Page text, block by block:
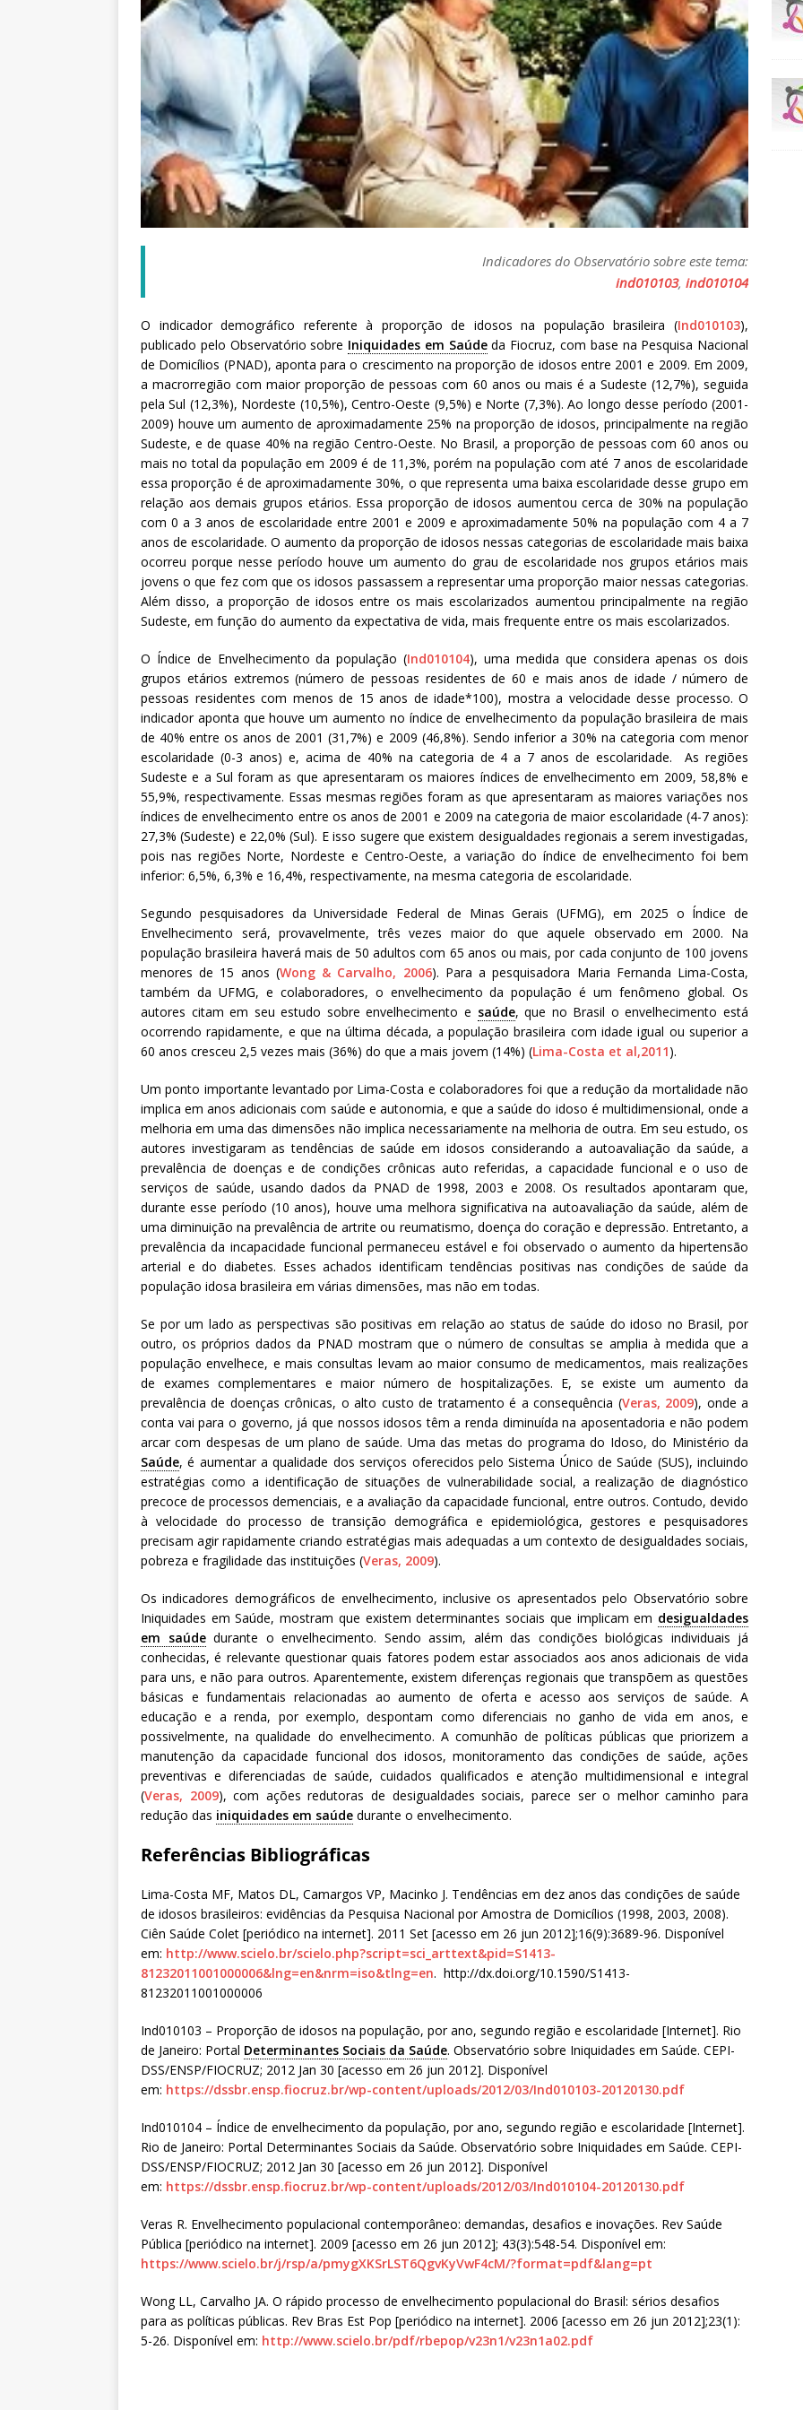
Indicadores do Observatório sobre este tema:
ind010103,ind010104
O indicador demográfico referente à proporção de idosos na população brasileira (Ind010103),
publicado pelo Observatório sobre Iniquidades em Saúdeda Fiocruz, com base na Pesquisa Nacional
de Domicílios (PNAD), aponta para o crescimento na proporção de idosos entre 2001 e 2009. Em 2009,
a macrorregião com maior proporção de pessoas com 60 anos ou mais é a Sudeste (12,7%), seguida
pela Sul (12,3%), Nordeste (10,5%), Centro-Oeste (9,5%) e Norte (7,3%). Ao longo desse período (2001-
2009) houve um aumento de aproximadamente 25% na proporção de idosos, principalmente na região
Sudeste, e de quase 40% na região Centro-Oeste. No Brasil, a proporção de pessoas com 60 anos ou
mais no total da população em 2009 é de 11,3%, porém na população com até 7 anos de escolaridade
essa proporção é de aproximadamente 30%, o que representa uma baixa escolaridade desse grupo em
relação aos demais grupos etários. Essa proporção de idosos aumentou cerca de 30% na população
com 0 a 3 anos de escolaridade entre 2001 e 2009 e aproximadamente 50% na população com 4 a 7
anos de escolaridade. O aumento da proporção de idosos nessas categorias de escolaridade mais baixa
ocorreu porque nesse período houve um aumento do grau de escolaridade nos grupos etários mais
jovens o que fez com que os idosos passassem a representar uma proporção maior nessas categorias.
Além disso, a proporção de idosos entre os mais escolarizados aumentou principalmente na região
Sudeste, em função do aumento da expectativa de vida, mais frequente entre os mais escolarizados.
O Índice de Envelhecimento da população (Ind010104), uma medida que considera apenas os dois
grupos etários extremos (número de pessoas residentes de 60 e mais anos de idade / número de
pessoas residentes com menos de 15 anos de idade*100), mostra a velocidade desse processo. O
indicador aponta que houve um aumento no índice de envelhecimento da população brasileira de mais
de 40% entre os anos de 2001 (31,7%) e 2009 (46,8%). Sendo inferior a 30% na categoria com menor
escolaridade (0-3 anos) e, acima de 40% na categoria de 4 a 7 anos de escolaridade. As regiões
Sudeste e a Sul foram as que apresentaram os maiores índices de envelhecimento em 2009, 58,8% e
55,9%, respectivamente. Essas mesmas regiões foram as que apresentaram as maiores variações nos
índices de envelhecimento entre os anos de 2001 e 2009 na categoria de maior escolaridade (4-7 anos):
27,3% (Sudeste) e 22,0% (Sul). E isso sugere que existem desigualdades regionais a serem investigadas,
pois nas regiões Norte, Nordeste e Centro-Oeste, a variação do índice de envelhecimento foi bem
inferior: 6,5%, 6,3% e 16,4%, respectivamente, na mesma categoria de escolaridade.
Segundo pesquisadores da Universidade Federal de Minas Gerais (UFMG), em 2025 o Índice de
Envelhecimento será, provavelmente, três vezes maior do que aquele observado em 2000. Na
população brasileira haverá mais de 50 adultos com 65 anos ou mais, por cada conjunto de 100 jovens
menores de 15 anos (Wong & Carvalho, 2006). Para a pesquisadora Maria Fernanda Lima-Costa,
também da UFMG, e colaboradores, o envelhecimento da população é um fenômeno global. Os
autores citam em seu estudo sobre envelhecimento e saúde, que no Brasil o envelhecimento está
ocorrendo rapidamente, e que na última década, a população brasileira com idade igual ou superior a
60 anos cresceu 2,5 vezes mais (36%) do que a mais jovem (14%) (Lima-Costa et al,2011).
Um ponto importante levantado por Lima-Costa e colaboradores foi que a redução da mortalidade não
implica em anos adicionais com saúde e autonomia, e que a saúde do idoso é multidimensional, onde a
melhoria em uma das dimensões não implica necessariamente na melhoria de outra. Em seu estudo, os
autores investigaram as tendências de saúde em idosos considerando a autoavaliação da saúde, a
prevalência de doenças e de condições crônicas auto referidas, a capacidade funcional e o uso de
serviços de saúde, usando dados da PNAD de 1998, 2003 e 2008. Os resultados apontaram que,
durante esse período (10 anos), houve uma melhora significativa na autoavaliação da saúde, além de
uma diminuição na prevalência de artrite ou reumatismo, doença do coração e depressão. Entretanto, a
prevalência da incapacidade funcional permaneceu estável e foi observado o aumento da hipertensão
arterial e do diabetes. Esses achados identificam tendências positivas nas condições de saúde da
população idosa brasileira em várias dimensões, mas não em todas.
Se por um lado as perspectivas são positivas em relação ao status de saúde do idoso no Brasil, por
outro, os próprios dados da PNAD mostram que o número de consultas se amplia à medida que a
população envelhece, e mais consultas levam ao maior consumo de medicamentos, mais realizações
de exames complementares e maior número de hospitalizações. E, se existe um aumento da
prevalência de doenças crônicas, o alto custo de tratamento é a consequência (Veras, 2009), onde a
conta vai para o governo, já que nossos idosos têm a renda diminuída na aposentadoria e não podem
arcar com despesas de um plano de saúde. Uma das metas do programa do Idoso, do Ministério da
Saúde, é aumentar a qualidade dos serviços oferecidos pelo Sistema Único de Saúde (SUS), incluindo
estratégias como a identificação de situações de vulnerabilidade social, a realização de diagnóstico
precoce de processos demenciais, e a avaliação da capacidade funcional, entre outros. Contudo, devido
à velocidade do processo de transição demográfica e epidemiológica, gestores e pesquisadores
precisam agir rapidamente criando estratégias mais adequadas a um contexto de desigualdades sociais,
pobreza e fragilidade das instituições (Veras, 2009).
Os indicadores demográficos de envelhecimento, inclusive os apresentados pelo Observatório sobre
Iniquidades em Saúde, mostram que existem determinantes sociais que implicam em desigualdades
em saúdedurante o envelhecimento. Sendo assim, além das condições biológicas individuais já
conhecidas, é relevante questionar quais fatores podem estar associados aos anos adicionais de vida
para uns, e não para outros. Aparentemente, existem diferenças regionais que transpõem as questões
básicas e fundamentais relacionadas ao aumento de oferta e acesso aos serviços de saúde. A
educação e a renda, por exemplo, despontam como diferenciais no ganho de vida em anos, e
possivelmente, na qualidade do envelhecimento. A comunhão de políticas públicas que priorizem a
manutenção da capacidade funcional dos idosos, monitoramento das condições de saúde, ações
preventivas e diferenciadas de saúde, cuidados qualificados e atenção multidimensional e integral
(Veras, 2009), com ações redutoras de desigualdades sociais, parece ser o melhor caminho para
redução das iniquidades em saúde durante o envelhecimento.
Referências Bibliográficas
Lima-Costa MF, Matos DL, Camargos VP, Macinko J. Tendências em dez anos das condições de saúde
de idosos brasileiros: evidências da Pesquisa Nacional por Amostra de Domicílios (1998, 2003, 2008).
Ciên Saúde Colet [periódico na internet]. 2011 Set [acesso em 26 jun 2012];16(9):3689-96. Disponível
em: http://www.scielo.br/scielo.php?script=sci_arttext&pid=S1413-
81232011001000006&lng=en&nrm=iso&tlng=en. http://dx.doi.org/10.1590/S1413-
81232011001000006
Ind010103 – Proporção de idosos na população, por ano, segundo região e escolaridade [Internet]. Rio
de Janeiro: Portal Determinantes Sociais da Saúde. Observatório sobre Iniquidades em Saúde. CEPI-
DSS/ENSP/FIOCRUZ; 2012 Jan 30 [acesso em 26 jun 2012]. Disponível
em: https://dssbr.ensp.fiocruz.br/wp-content/uploads/2012/03/Ind010103-20120130.pdf
Ind010104 – Índice de envelhecimento da população, por ano, segundo região e escolaridade [Internet].
Rio de Janeiro: Portal Determinantes Sociais da Saúde. Observatório sobre Iniquidades em Saúde. CEPI-
DSS/ENSP/FIOCRUZ; 2012 Jan 30 [acesso em 26 jun 2012]. Disponível
em: https://dssbr.ensp.fiocruz.br/wp-content/uploads/2012/03/Ind010104-20120130.pdf
Veras R. Envelhecimento populacional contemporâneo: demandas, desafios e inovações. Rev Saúde
Pública [periódico na internet]. 2009 [acesso em 26 jun 2012]; 43(3):548-54. Disponível em:
https://www.scielo.br/j/rsp/a/pmygXKSrLST6QgvKyVwF4cM/?format=pdf&lang=pt
Wong LL, Carvalho JA. O rápido processo de envelhecimento populacional do Brasil: sérios desafios
para as políticas públicas. Rev Bras Est Pop [periódico na internet]. 2006 [acesso em 26 jun 2012];23(1):
5-26. Disponível em: http://www.scielo.br/pdf/rbepop/v23n1/v23n1a02.pdf